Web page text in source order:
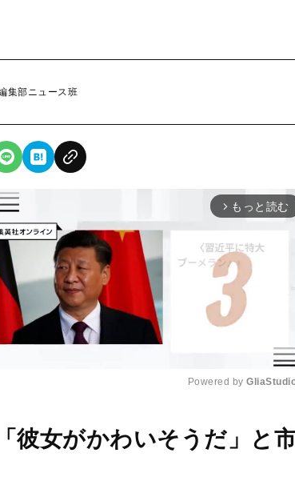
集部ニュース班
arrow_forward_ios もっと読む
M
u
Powered by
彼女がかわいそうだ」と